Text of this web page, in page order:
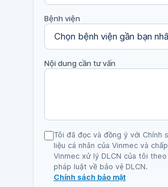
Bệnh viện
Nội dung cần tư vấn
Tôi đã đọc và đồng ý với Chính
liệu cá nhân của Vinmec và
Vinmec xử lý DLCN của tôi
pháp luật về bảo vệ DLCN.
Chính sách bảo mật